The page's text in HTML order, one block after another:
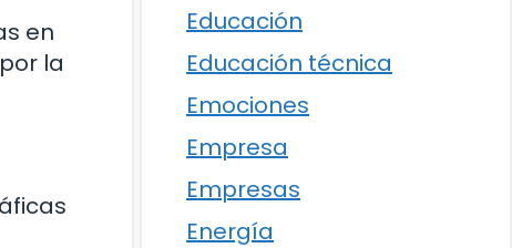
en
la
Educación
Educación técnica
Emociones
Empresa
Empresas
Energía